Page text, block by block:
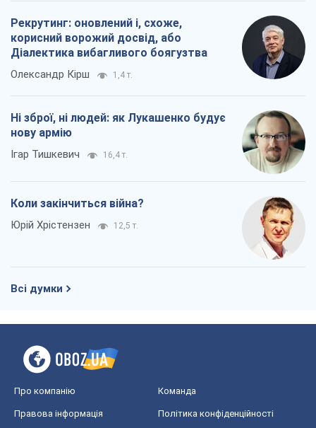
Рекрутинг: оновлений і, схоже,
корисний ворожий досвід, або
Діалектика вибагливого боягузтва
Олександр Кірш 1,4 т.
Ні зброї, ні людей: як Лукашенко будує
нову армію
Ігар Тишкевич 16,4 т.
Коли закінчиться війна?
Юрій Хрістензен 12,5 т.
Всі думки
Про компанію Команда
Правова інформація Політика конфіденційності